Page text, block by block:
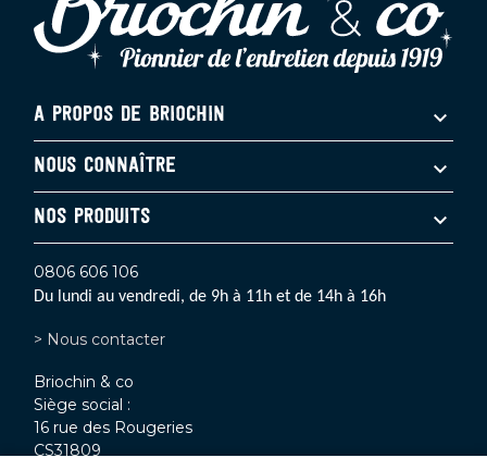
A PROPOS DE BRIOCHIN
NOUS CONNAÎTRE
NOS PRODUITS
0806 606 106
Du lundi au vendredi, de 9h à 11h et de 14h à 16h
> Nous contacter
Briochin & co
Siège social :
16 rue des Rougeries
CS31809